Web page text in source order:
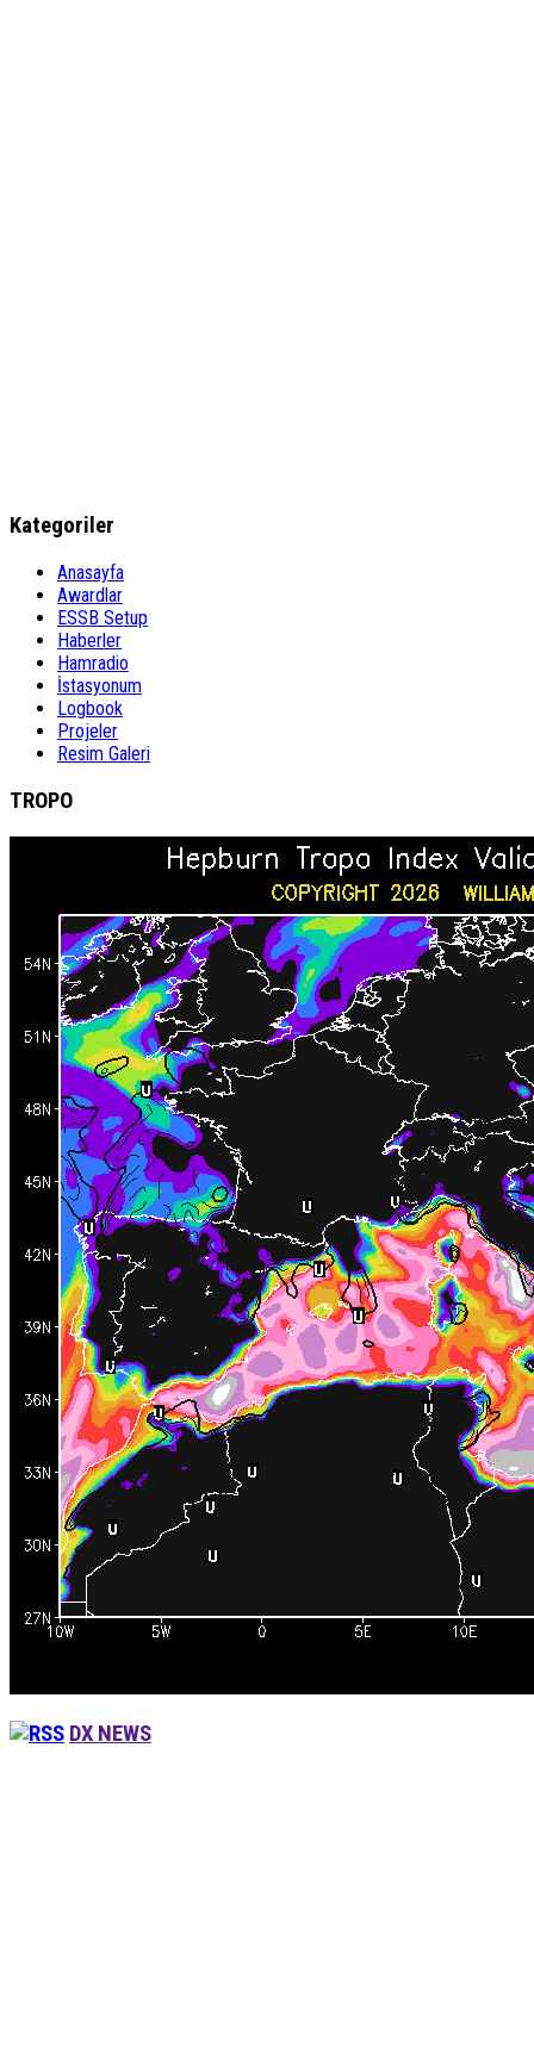
Kategoriler
Anasayfa
Awardlar
ESSB Setup
Haberler
Hamradio
İstasyonum
Logbook
Projeler
Resim Galeri
TROPO
DX NEWS